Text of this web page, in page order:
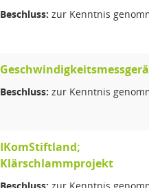
Beschluss: zur Kenntnis
Beschluss: zur Kenntnis
IKomStiftland;
Klärschlammprojekt